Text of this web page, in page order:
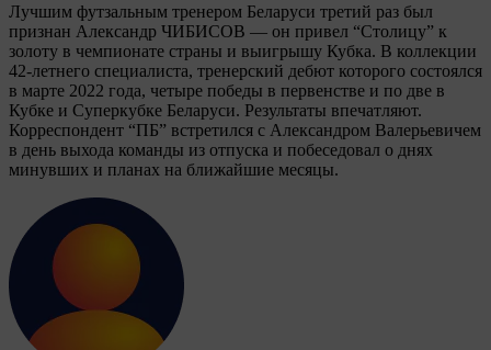
Лучшим футзальным тренером Беларуси третий раз был
признан Александр ЧИБИСОВ — он привел “Столицу” к
золоту в чемпионате страны и выигрышу Кубка. В коллекции
42-летнего специалиста, тренерский дебют которого состоялся
в марте 2022 года, четыре победы в первенстве и по две в
Кубке и Суперкубке Беларуси. Результаты впечатляют.
Корреспондент “ПБ” встретился с Александром Валерьевичем
в день выхода команды из отпуска и побеседовал о днях
минувших и планах на ближайшие месяцы.